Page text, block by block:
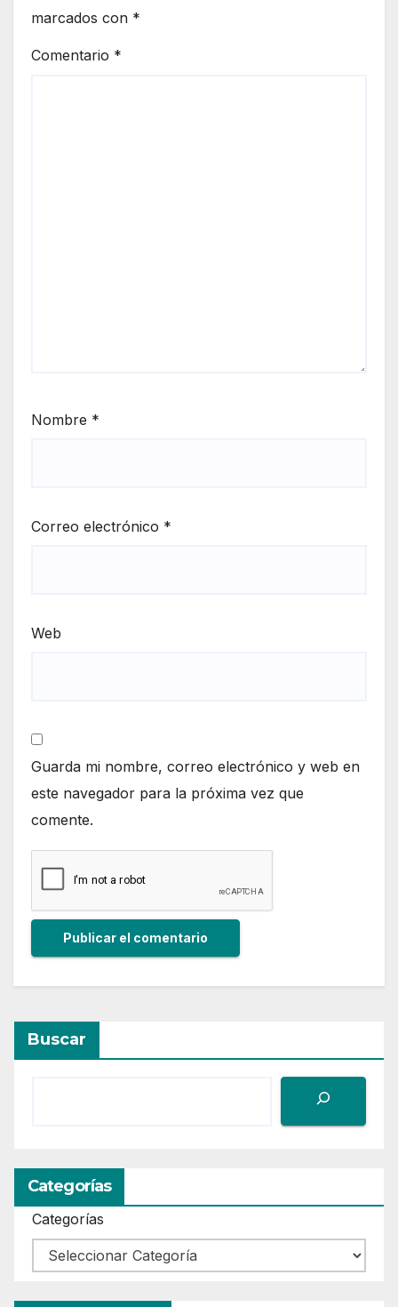
marcados con *
Comentario *
Nombre *
Correo electrónico *
Web
Guarda mi nombre, correo electrónico y web en
este navegador para la próxima vez que
comente.
Buscar
Categorías
Categorías